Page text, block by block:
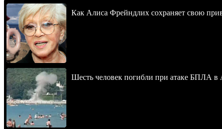
Как Алиса Фрейндлих сохраняет свою
Шесть человек погибли при атаке БПЛА в